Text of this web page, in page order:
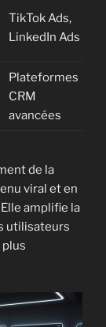
TikTok Ads,
LinkedIn Ads
Plateformes
CRM
avancées
de la
viral et en
amplifie la
utilisateurs